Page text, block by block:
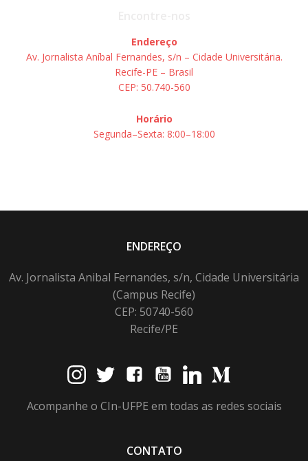
Endereço
Av. Jornalista Aníbal Fernandes, s/n – Cidade Universitária.
Recife-PE – Brasil
CEP: 50.740-560
Horário
Segunda–Sexta: 8:00–18:00
ENDEREÇO
Av. Jornalista Anibal Fernandes, s/n, Cidade Universitária
(Campus Recife)
CEP: 50740-560
Recife/PE
Acompanhe o CIn-UFPE em todas as redes sociais
CONTATO